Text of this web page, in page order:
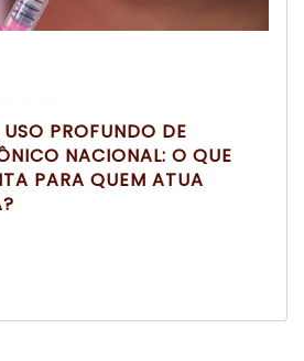
PROFUNDO DE
NACIONAL: O QUE
PARA QUEM ATUA